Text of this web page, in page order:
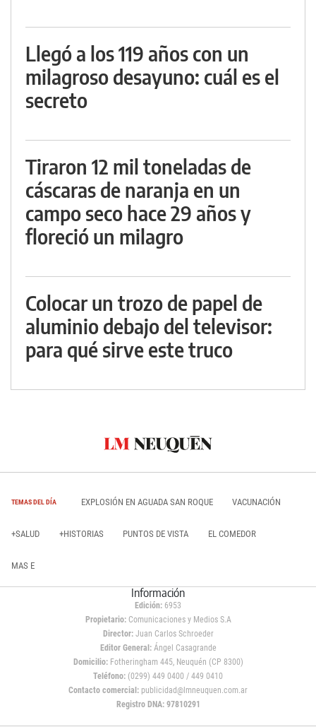
Llegó a los 119 años con un
milagroso desayuno: cuál es el
secreto
Tiraron 12 mil toneladas de
cáscaras de naranja en un
campo seco hace 29 años y
floreció un milagro
Colocar un trozo de papel de
aluminio debajo del televisor:
para qué sirve este truco
TEMAS DEL DÍA EXPLOSIÓN EN AGUADA SAN ROQUE VACUNACIÓN
+SALUD +HISTORIAS PUNTOS DE VISTA EL COMEDOR
MAS E
Información
Edición: 6953
Propietario:Comunicaciones y Medios S.A
Director: Juan Carlos Schroeder
Editor General:Ángel Casagrande
Domicilio:Fotheringham 445, Neuquén (CP 8300)
Teléfono: (0299) 449 0400 / 449 0410
Contacto comercial: publicidad@lmneuquen.com.ar
Registro DNA: 97810291